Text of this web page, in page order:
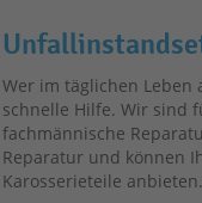
Wer im täglichen Leben
schnelle Hilfe. Wir sind
fachmännische
Reparatur und können
Karosserieteile